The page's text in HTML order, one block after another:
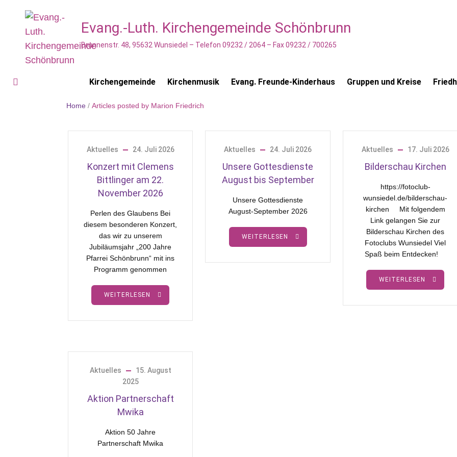
Evang.-Luth. Kirchengemeinde Schönbrunn
Brunnenstr. 48, 95632 Wunsiedel – Telefon 09232 / 2064 – Fax 09232 / 700265
Kirchengemeinde Kirchenmusik Evang. Freunde-Kinderhaus Gruppen und Kreise
Home/ Articles posted by Marion Friedrich
Aktuelles 24. Juli 2026
Konzert mit Clemens
Bittlinger am 22.
November 2026
Perlen des Glaubens Bei
diesem besonderen Konzert,
das wir zu unserem
Jubiläumsjahr „200 Jahre
Pfarrei Schönbrunn“ mit ins
Programm genommen
WEITERLESEN
Aktuelles 24. Juli 2026
Unsere Gottesdienste
August bis September
Unsere Gottesdienste
August-September 2026
WEITERLESEN
Aktuelles 17. Juli 2026
Bilderschau Kirchen
https://fotoclub-
wunsiedel.de/bilderschau-
kirchen Mit folgendem
Link gelangen Sie zur
Bilderschau Kirchen des
Fotoclubs Wunsiedel Viel
Spaß beim Entdecken!
WEITERLESEN
Aktuelles
15. August
2025
Aktion Partnerschaft
Mwika
Aktion 50 Jahre
Partnerschaft Mwika